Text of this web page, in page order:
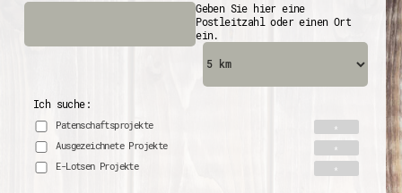
Geben Sie hier eine
Postleitzahl oder einen Ort
ein.
Ich suche:
Patenschaftsprojekte
Ausgezeichnete Projekte
E-Lotsen Projekte